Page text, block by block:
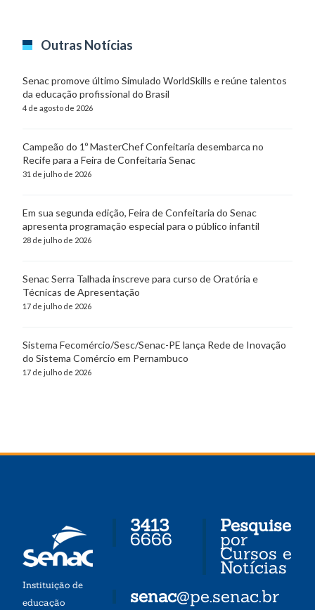
Outras Notícias
Senac promove último Simulado WorldSkills e reúne talentos
da educação profissional do Brasil
4 de agosto de 2026
Campeão do 1º MasterChef Confeitaria desembarca no
Recife para a Feira de Confeitaria Senac
31 de julho de 2026
Em sua segunda edição, Feira de Confeitaria do Senac
apresenta programação especial para o público infantil
28 de julho de 2026
Senac Serra Talhada inscreve para curso de Oratória e
Técnicas de Apresentação
17 de julho de 2026
Sistema Fecomércio/Sesc/Senac-PE lança Rede de Inovação
do Sistema Comércio em Pernambuco
17 de julho de 2026
Instituição de
educação
3413
6666
senac@pe.senac.br
Pesquise
por
Cursos e
Notícias